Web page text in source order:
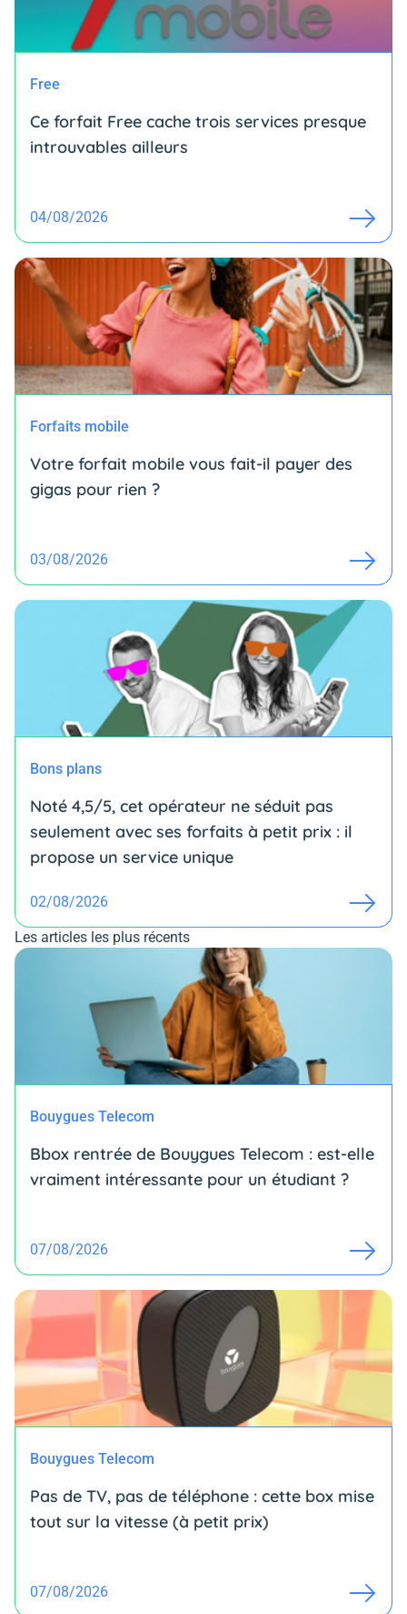
Free
Ce forfait Free cache trois services presque
introuvables ailleurs
04/08/2026
Forfaits mobile
Votre forfait mobile vous fait-il payer des
gigas pour rien ?
03/08/2026
Bons plans
Noté 4,5/5, cet opérateur ne séduit pas
seulement avec ses forfaits à petit prix : il
propose un service unique
02/08/2026
Les articles les plus récents
Bouygues Telecom
Bbox rentrée de Bouygues Telecom : est-elle
vraiment intéressante pour un étudiant ?
07/08/2026
Bouygues Telecom
Pas de TV, pas de téléphone : cette box mise
tout sur la vitesse (à petit prix)
07/08/2026